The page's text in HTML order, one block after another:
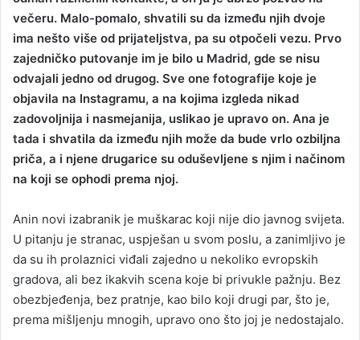
večeru. Malo-pomalo, shvatili su da između njih dvoje
ima nešto više od prijateljstva, pa su otpočeli vezu. Prvo
zajedničko putovanje im je bilo u Madrid, gde se nisu
odvajali jedno od drugog. Sve one fotografije koje je
objavila na Instagramu, a na kojima izgleda nikad
zadovoljnija i nasmejanija, uslikao je upravo on. Ana je
tada i shvatila da između njih može da bude vrlo ozbiljna
priča, a i njene drugarice su oduševljene s njim i načinom
na koji se ophodi prema njoj.
Anin novi izabranik je muškarac koji nije dio javnog svijeta.
U pitanju je stranac, uspješan u svom poslu, a zanimljivo je
da su ih prolaznici viđali zajedno u nekoliko evropskih
gradova, ali bez ikakvih scena koje bi privukle pažnju. Bez
obezbjeđenja, bez pratnje, kao bilo koji drugi par, što je,
prema mišljenju mnogih, upravo ono što joj je nedostajalo.